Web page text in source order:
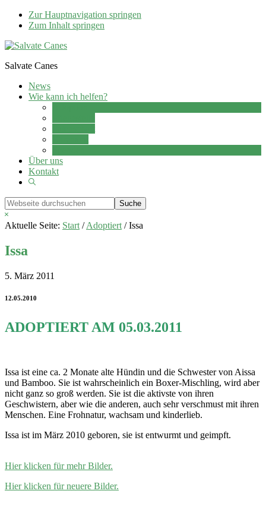
Zur Hauptnavigation springen
Zum Inhalt springen
Salvate Canes
News
Wie kann ich helfen?
Über uns
Kontakt
Show
Webseite
durchsuchen
Hide
Search
Aktuelle Seite: Start / Adoptiert /Issa
Issa
5. März 2011
12.05.2010
ADOPTIERT AM 05.03.2011
Issa ist eine ca. 2 Monate alte Hündin und die Schwester von Aissa
und Bamboo. Sie ist wahrscheinlich ein Boxer-Mischling, wird aber
nicht ganz so groß werden. Sie ist die aktivste von ihren
Geschwistern, aber wie die anderen, auch sehr verschmust mit ihren
Menschen. Eine Frohnatur, wachsam und kinderlieb.
Issa ist im März 2010 geboren, sie ist entwurmt und geimpft.
Hier klicken für mehr Bilder.
Hier klicken für neuere Bilder.